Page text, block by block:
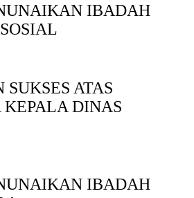
IBADAH
ATAS
DINAS
IBADAH